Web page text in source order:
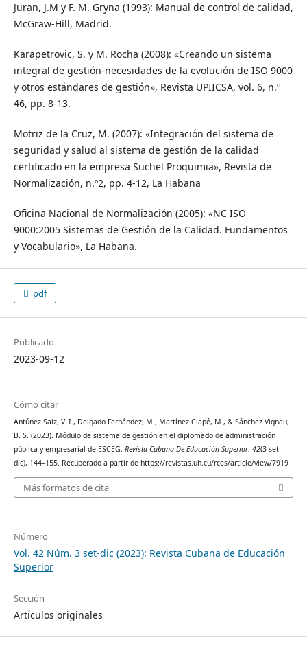
Juran, J.M y F. M. Gryna (1993): Manual de control de calidad,
McGraw-Hill, Madrid.
Karapetrovic, S. y M. Rocha (2008): «Creando un sistema
integral de gestión-necesidades de la evolución de ISO 9000
y otros estándares de gestión», Revista UPIICSA, vol. 6, n.º
46, pp. 8-13.
Motriz de la Cruz, M. (2007): «Integración del sistema de
seguridad y salud al sistema de gestión de la calidad
certificado en la empresa Suchel Proquimia», Revista de
Normalización, n.º2, pp. 4-12, La Habana
Oficina Nacional de Normalización (2005): «NC ISO
9000:2005 Sistemas de Gestión de la Calidad. Fundamentos
y Vocabulario», La Habana.
pdf
Publicado
2023-09-12
Cómo citar
Antúnez Saiz, V. I., Delgado Fernández, M., Martínez Clapé, M., & Sánchez Vignau,
B. S. (2023). Módulo de sistema de gestión en el diplomado de administración
pública y empresarial de ESCEG. Revista Cubana De Educación Superior, 42(3 set-
dic), 144–155. Recuperado a partir de https://revistas.uh.cu/rces/article/view/7919
Más formatos de cita
Número
Vol. 42 Núm. 3 set-dic (2023): Revista Cubana de Educación
Superior
Sección
Artículos originales